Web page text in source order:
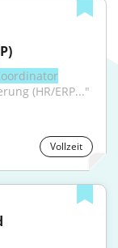
(HR/ERP..."
Vollzeit